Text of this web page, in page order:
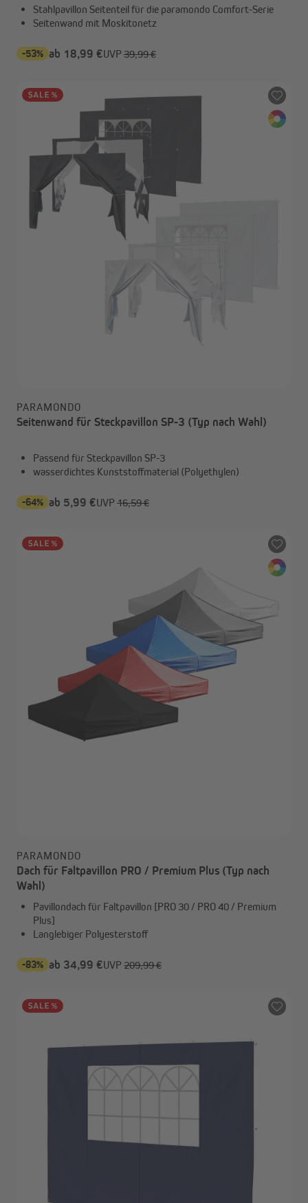
Stahlpavillon Seitenteil für die paramondo Comfort-Serie
Seitenwand mit Moskitonetz
-53% ab 18,99 €UVP 39,99 €
PARAMONDO
Seitenwand für Steckpavillon SP-3 (Typ nach Wahl)
Passend für Steckpavillon SP-3
wasserdichtes Kunststoffmaterial (Polyethylen)
-64% ab 5,99 €UVP 16,59 €
PARAMONDO
Dach für Faltpavillon PRO / Premium Plus (Typ nach
Wahl)
Pavillondach für Faltpavillon [PRO 30 / PRO 40 / Premium
Plus]
Langlebiger Polyesterstoff
-83% ab 34,99 €UVP 209,99 €